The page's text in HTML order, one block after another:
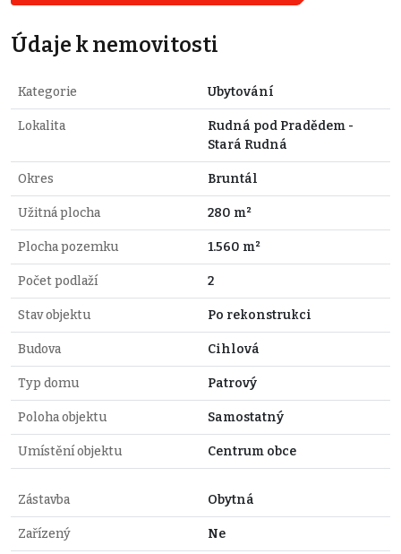
Údaje k nemovitosti
Kategorie Ubytování
Lokalita
Rudná pod Pradědem -
Stará Rudná
Okres Bruntál
Užitná plocha 280 m²
Plocha pozemku 1.560 m²
Počet podlaží 2
Stav objektu Po rekonstrukci
Budova Cihlová
Typ domu Patrový
Poloha objektu Samostatný
Umístění objektu Centrum obce
Zástavba Obytná
Zařízený Ne